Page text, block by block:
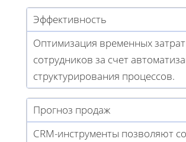
Эффективность
Оптимизация временных
сотрудников за счет
структурирования процессов.
Прогноз продаж
CRM-инструменты позволяют